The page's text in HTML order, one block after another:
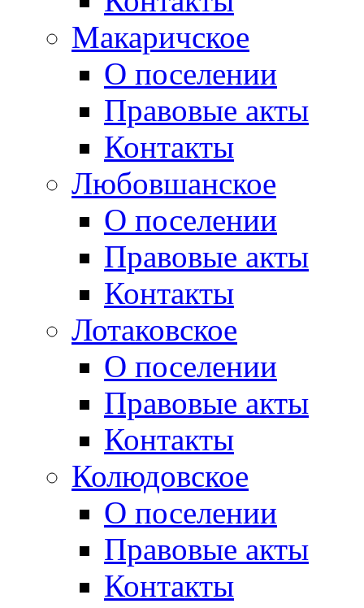
Макаричское
О поселении
Правовые акты
Контакты
Любовшанское
О поселении
Правовые акты
Контакты
Лотаковское
О поселении
Правовые акты
Контакты
Колюдовское
О поселении
Правовые акты
Контакты